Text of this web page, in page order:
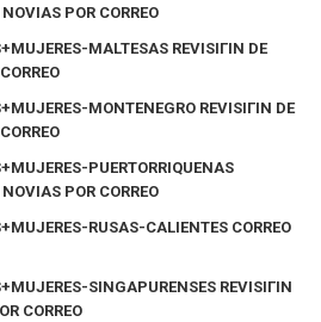
POR CORREO
MALTESAS REVISIГІN DE
MONTENEGRO REVISIГІN DE
PUERTORRIQUENAS
POR CORREO
RUSAS-CALIENTES CORREO
SINGAPURENSES REVISIГІN
CORREO